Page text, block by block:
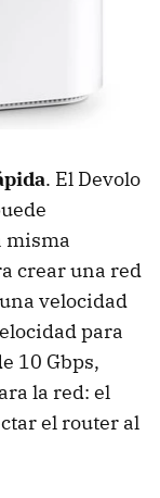
. El Devolo
misma
crear una red
velocidad
para
10 Gbps,
la red: el
el router al